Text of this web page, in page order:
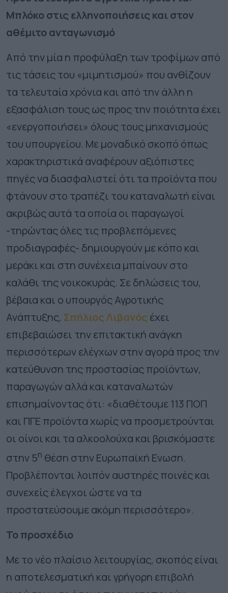
Μπλόκο στις ελληνοποιήσεις και στον
αθέμιτο ανταγωνισμό
Από την μία η προφύλαξη των τροφίμων από
τις τάσεις του «μιμητισμού» που ανθίζουν
τα τελευταία χρόνια και από την άλλη η
εξασφάλιση τους ως προς την ποιότητα έχει
«ενεργοποιήσει» όλους τους μηχανισμούς
του υπουργείου. Με μοναδικό σκοπό όπως
χαρακτηριστικά αναφέρουν αξιόπιστες
πηγές να διασφαλιστεί ότι τα προϊόντα που
φτάνουν στο τραπέζι του καταναλωτή είναι
ακριβώς αυτά τα οποία οι παραγωγοί
-τηρώντας όλες τις προβλεπόμενες
προδιαγραφές- δημιουργούν με κόπο και
μεράκι και στη συνέχεια μπαίνουν στο
καλάθι της νοικοκυράς. Σε δηλώσεις του,
βέβαια και ο υπουργός Αγροτικής
Ανάπτυξης, Σπήλιος Λιβανός έχει
επιβεβαιώσει την επιτακτική ανάγκη
περισσότερων ελέγχων στην αγορά προς την
κατεύθυνση της προστασίας προϊόντων,
παραγωγών αλλά και καταναλωτών
επισημαίνοντας ότι: «διαθέτουμε 113 ΠΟΠ
και ΠΓΕ προϊόντα χωρίς να προσμετρούνται
οι οίνοι και τα αλκοολούχα και βρισκόμαστε
στην 5η θέση στην Ευρωπαϊκή Ενωση.
Προβλέπονται λοιπόν αυστηρές ποινές και
συνεχείς έλεγχοι ώστε να τα
προστατεύσουμε ακόμη περισσότερο».
Το προσχέδιο
Με το νέο πλαίσιο λειτουργίας, σκοπός είναι
η αποτελεσματική και γρήγορη επιβολή